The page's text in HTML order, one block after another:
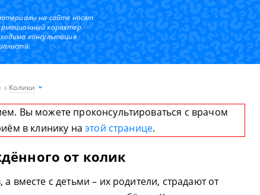
на сайте носят
характер.
консультация
Колики
Вы можете проконсультироваться с врачом
в клинику наэтой странице.
от колик
вместе с детьми – их родители, страдают от